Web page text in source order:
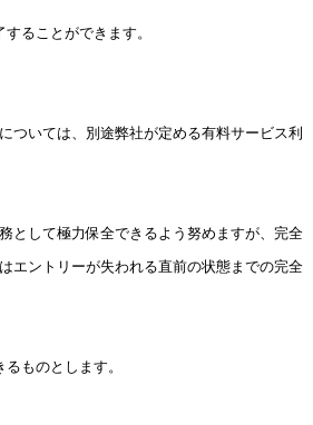
ることができます。
いては、別途弊社が定める有料サービス利
して極力保全できるよう努めますが、完全
ントリーが失われる直前の状態までの完全
ものとします。